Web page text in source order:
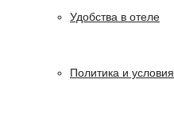
Удобства в отеле
Политика и условия